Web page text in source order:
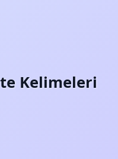
Kelimeleri